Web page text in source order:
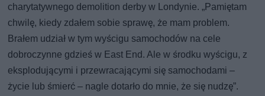
charytatywnego demolition derby w Londynie. „Pamiętam
chwilę, kiedy zdałem sobie sprawę, że mam problem.
Brałem udział w tym wyścigu samochodów na cele
dobroczynne gdzieś w East End. Ale w środku wyścigu, z
eksplodującymi i przewracającymi się samochodami –
życie lub śmierć – nagle dotarło do mnie, że się nudzę”.